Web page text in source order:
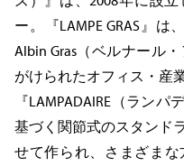
ー。『LAMPE GRAS』
Albin Gras（ベルナール
がけられたオフィス・産
『LAMPADAIRE（ラン
基づく関節式のスタンド
せて作られ、さまざま